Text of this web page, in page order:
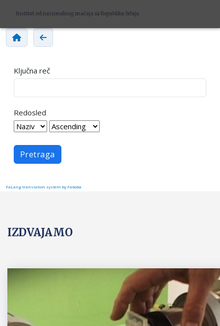
Institut od nacionalnog značaja za Republiku Srbiju
Ključna reč
Redosled
Pretraga
FaLang translation system by Faboba
IZDVAJAMO